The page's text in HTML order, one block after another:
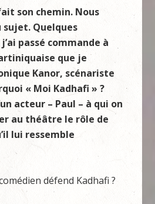
son chemin. Nous
sujet. Quelques
passé commande à
que je
Kanor, scénariste
« Moi Kadhafi » ?
acteur – Paul – à qui on
au théâtre le rôle de
lui ressemble
défend Kadhafi ?